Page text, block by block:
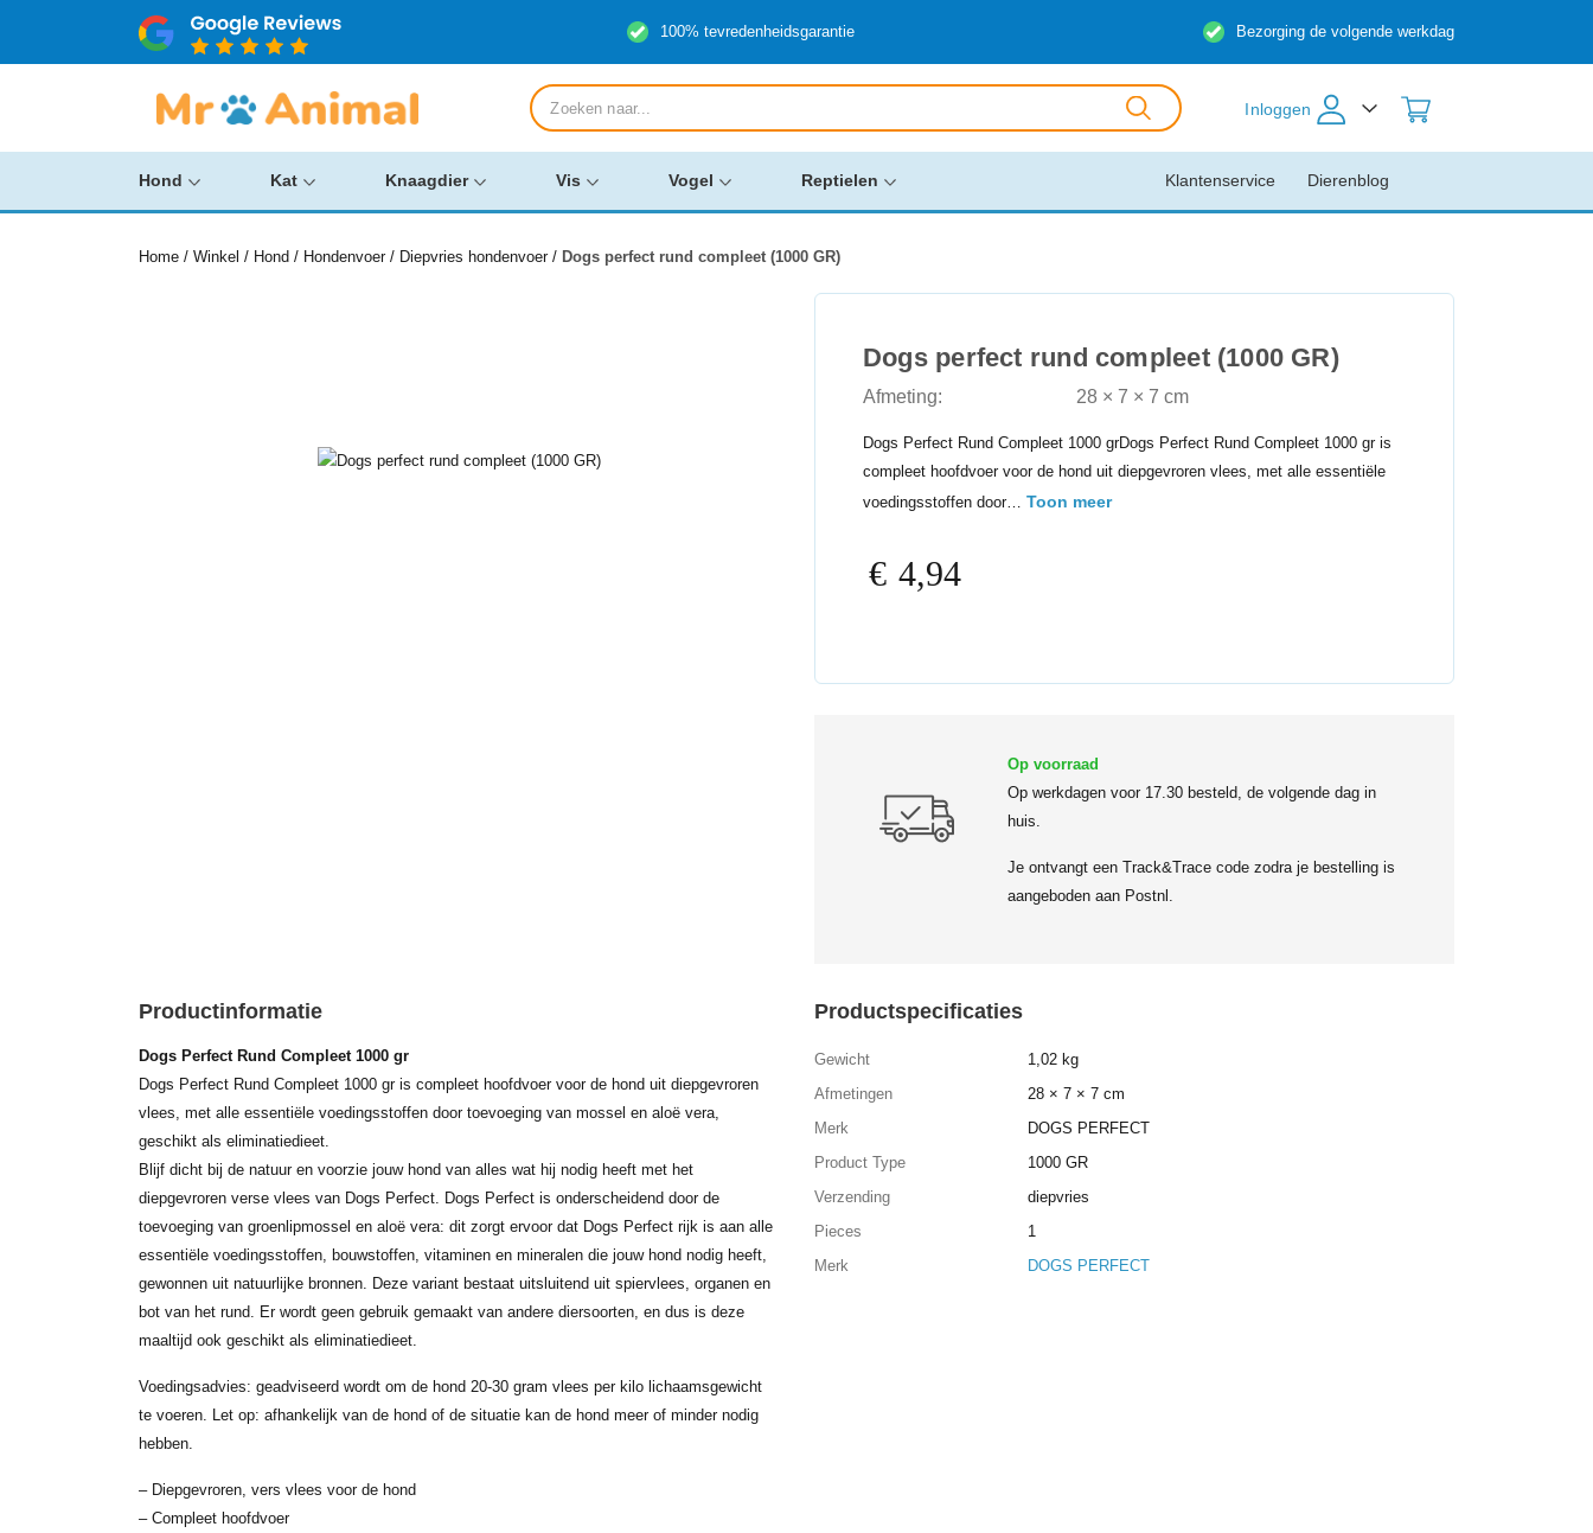
100% tevredenheidsgarantie Bezorging de volgende werkdag
Producten
zoeken
Inloggen
Hond Kat Knaagdier Vis Vogel Reptielen Dierenblog
Klantenservice
Home / Winkel / Hond / Hondenvoer/ Diepvries hondenvoer/ Dogs perfect rund compleet (1000 GR)
Dogs perfect rund compleet (1000 GR)
Afmeting: 28 × 7 × 7 cm
Dogs Perfect Rund Compleet 1000 grDogs Perfect Rund Compleet 1000 gr is
compleet hoofdvoer voor de hond uit diepgevroren vlees, met alle essentiële
voedingsstoffen door… Toon meer
€ 4,94
Op voorraad
Op werkdagen voor 17.30 besteld, de volgende dag in
huis.
Je ontvangt een Track&Trace code zodra je bestelling is
aangeboden aan Postnl.
Productinformatie
Dogs Perfect Rund Compleet 1000 gr
Dogs Perfect Rund Compleet 1000 gr is compleet hoofdvoer voor de hond uit diepgevroren
vlees, met alle essentiële voedingsstoffen door toevoeging van mossel en aloë vera,
geschikt als eliminatiedieet.
Blijf dicht bij de natuur en voorzie jouw hond van alles wat hij nodig heeft met het
diepgevroren verse vlees van Dogs Perfect. Dogs Perfect is onderscheidend door de
toevoeging van groenlipmossel en aloë vera: dit zorgt ervoor dat Dogs Perfect rijk is aan alle
essentiële voedingsstoffen, bouwstoffen, vitaminen en mineralen die jouw hond nodig heeft,
gewonnen uit natuurlijke bronnen. Deze variant bestaat uitsluitend uit spiervlees, organen en
bot van het rund. Er wordt geen gebruik gemaakt van andere diersoorten, en dus is deze
maaltijd ook geschikt als eliminatiedieet.
Voedingsadvies: geadviseerd wordt om de hond 20-30 gram vlees per kilo lichaamsgewicht
te voeren. Let op: afhankelijk van de hond of de situatie kan de hond meer of minder nodig
hebben.
– Diepgevroren, vers vlees voor de hond
– Compleet hoofdvoer
Productspecificaties
Gewicht
1,02 kg
Afmetingen
28 × 7 × 7 cm
Merk
DOGS PERFECT
Product Type
1000 GR
Verzending
diepvries
Pieces
1
Merk
DOGS PERFECT